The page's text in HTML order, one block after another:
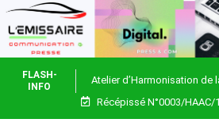
FLASH-
INFO
Atelier d’Harmonisation de
Récépissé N°0003/